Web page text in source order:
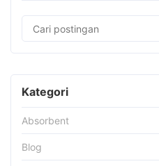
Kategori
Absorbent
Blog